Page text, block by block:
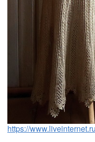
https://